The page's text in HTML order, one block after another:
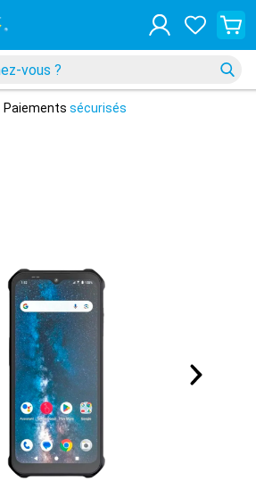
Paiements sécurisés